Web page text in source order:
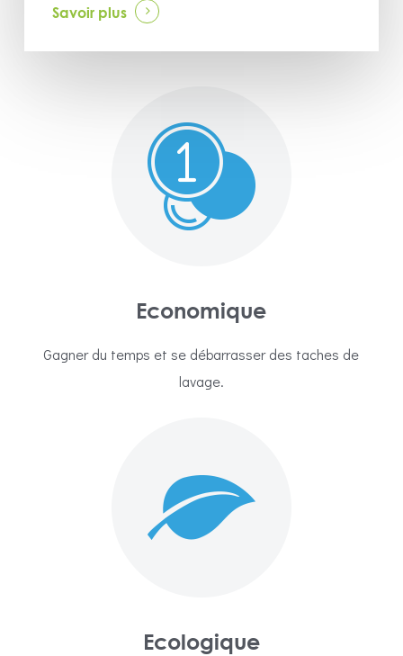
Savoir plus
Economique
Gagner du temps et se débarrasser des taches de
lavage.
Ecologique